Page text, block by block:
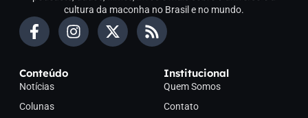
cultura da maconha no Brasil e no mundo.
Conteúdo
Notícias
Colunas
Institucional
Quem Somos
Contato